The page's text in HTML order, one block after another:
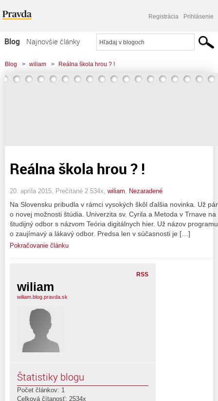
Registrácia Prihlásenie
Blog
Najnovšie články
Najčítanejšie články
Najkomentovanejšie články
Blog > wiliam > Reálna škola hrou ? !
Reálna škola hrou ? !
20. apríla 2015, Prečítané 2 534x, wiliam Nezaradené
Na Slovensku pribudla v rámci vysokých škôl ďalšia novinka. Už
o novej možnosti štúdia. Univerzita sv. Cyrila a Metoda v Trnave
študijný odbor s názvom Teória digitálnych hier. Už názov
o zaujímavý a lákavý odbor. Predsa len v súčasnosti je […]
Pokračovanie článku
RSS
wiliam
wiliam.blog.pravda.sk
Štatistiky blogu
Počet článkov: 1
Celková čítanosť: 2534x